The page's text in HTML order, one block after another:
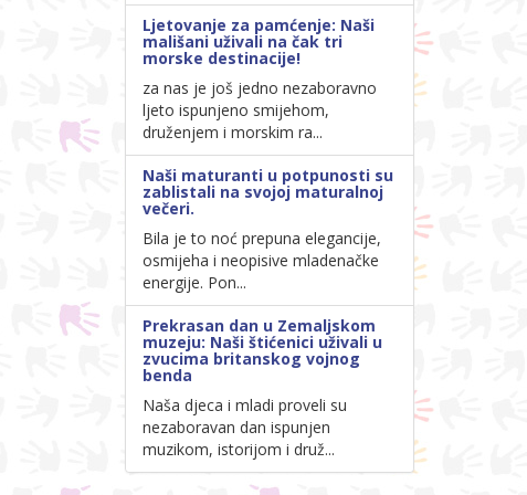
Ljetovanje za pamćenje: Naši
mališani uživali na čak tri
morske destinacije!
za nas je još jedno nezaboravno
ljeto ispunjeno smijehom,
druženjem i morskim ra...
Naši maturanti u potpunosti su
zablistali na svojoj maturalnoj
večeri.
Bila je to noć prepuna elegancije,
osmijeha i neopisive mladenačke
energije. Pon...
Prekrasan dan u Zemaljskom
muzeju: Naši štićenici uživali u
zvucima britanskog vojnog
benda
Naša djeca i mladi proveli su
nezaboravan dan ispunjen
muzikom, istorijom i druž...